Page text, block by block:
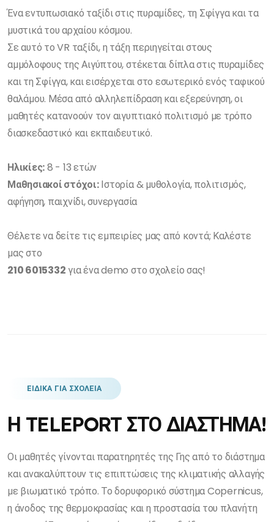
Ένα εντυπωσιακό ταξίδι στις πυραμίδες, τη Σφίγγα και τα
μυστικά του αρχαίου κόσμου.
Σε αυτό το VR ταξίδι, η τάξη περιηγείται στους
αμμόλοφους της Αιγύπτου, στέκεται δίπλα στις πυραμίδες
και τη Σφίγγα, και εισέρχεται στο εσωτερικό ενός ταφικού
θαλάμου. Μέσα από αλληλεπίδραση και εξερεύνηση, οι
μαθητές κατανοούν τον αιγυπτιακό πολιτισμό με τρόπο
διασκεδαστικό και εκπαιδευτικό.
Ηλικίες:8 - 13 ετών
Μαθησιακοί στόχοι:Ιστορία & μυθολογία, πολιτισμός,
αφήγηση, παιχνίδι, συνεργασία
Θέλετε να δείτε τις εμπειρίες μας από κοντά; Καλέστε
μας στο
210 6015332 για ένα demo στο σχολείο σας!
ΕΙΔΙΚΑ ΓΙΑ ΣΧΟΛΕΙΑ
Η TELEPORT ΣΤΟ ΔΙΑΣΤΗΜΑ!
Οι μαθητές γίνονται παρατηρητές της Γης από το διάστημα
και ανακαλύπτουν τις επιπτώσεις της κλιματικής αλλαγής
με βιωματικό τρόπο. Το δορυφορικό σύστημα Copernicus,
η άνοδος της θερμοκρασίας και η προστασία του πλανήτη